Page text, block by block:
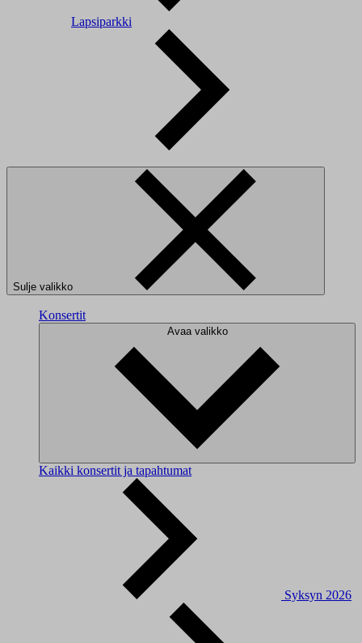
Lapsiparkki
Sulje valikko
Konsertit
Avaa valikko
Kaikki konsertit ja tapahtumat
Syksyn 2026